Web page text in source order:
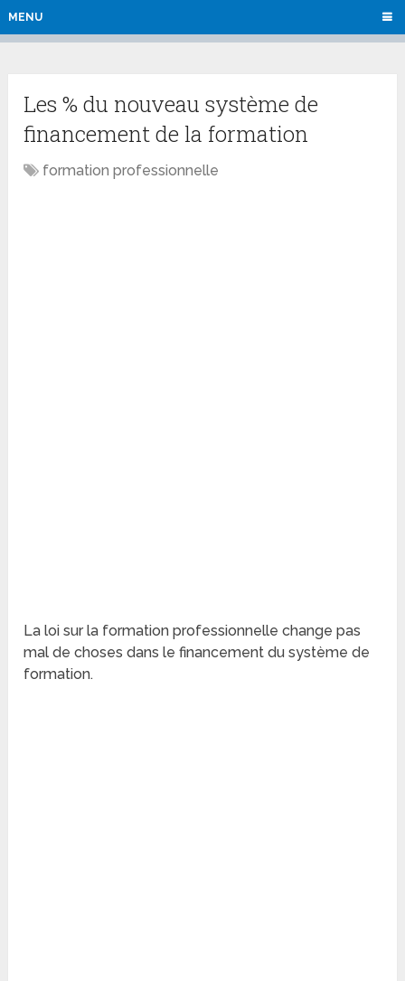
MENU
Les % du nouveau système de
financement de la formation
formation professionnelle
La loi sur la formation professionnelle change pas
mal de choses dans le financement du système de
formation.